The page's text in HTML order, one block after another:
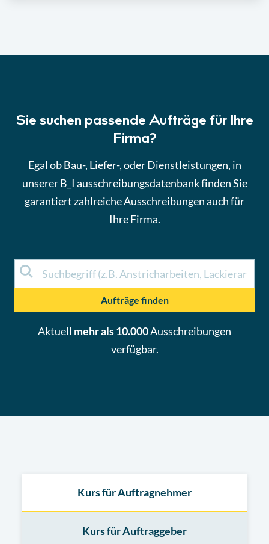
Sie suchen passende Aufträge für Ihre
Firma?
Egal ob Bau-, Liefer-, oder Dienstleistungen, in
unserer B_I ausschreibungsdatenbank finden Sie
garantiert zahlreiche Ausschreibungen auch für
Ihre Firma.
Aufträge finden
Aktuell mehr als 10.000Ausschreibungen
verfügbar.
Kurs für Auftragnehmer
Kurs für Auftraggeber